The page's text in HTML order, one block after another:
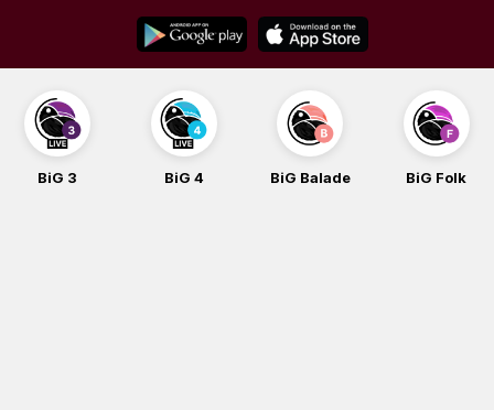
content
BiG 3 BiG 4 BiG Balade BiG Folk